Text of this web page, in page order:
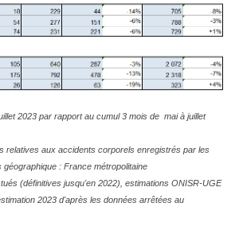
2023 par rapport au cumul 3 mois de mai à juillet
relatives aux accidents corporels enregistrés par les
: France métropolitaine
(définitives jusqu'en 2022), estimations ONISR-UGE
2023 d'après les données arrêtées au